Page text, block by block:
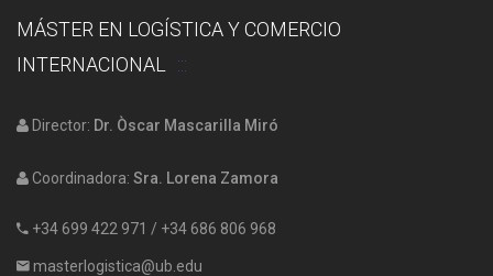
MÁSTER EN LOGÍSTICA Y COMERCIO
INTERNACIONAL
Director: Dr. Òscar Mascarilla Miró
Coordinadora: Sra. Lorena Zamora
+34 699 422 971 / +34 686 806 968
masterlogistica@ub.edu